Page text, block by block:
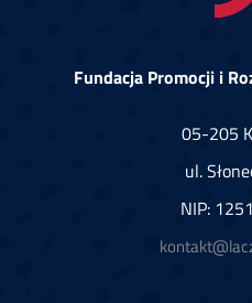
Fundacja Promocji i
05-205
ul.
NIP: